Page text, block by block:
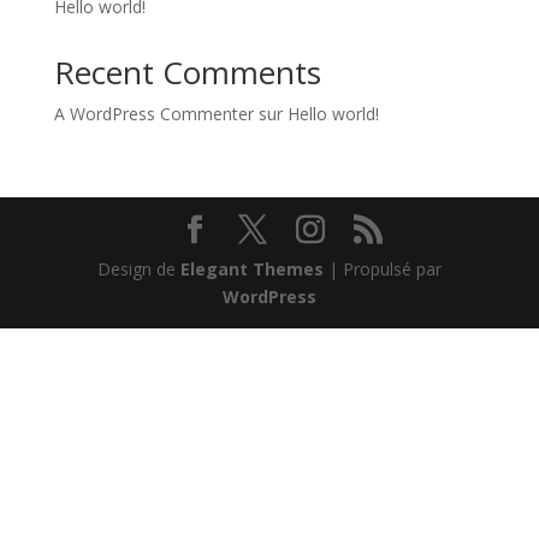
Hello world!
Recent Comments
A WordPress Commentersur Hello world!
Design de Elegant Themes | Propulsé par
WordPress